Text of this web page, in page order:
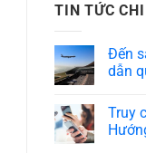
TIN TỨC
Đến
dẫn
Truy